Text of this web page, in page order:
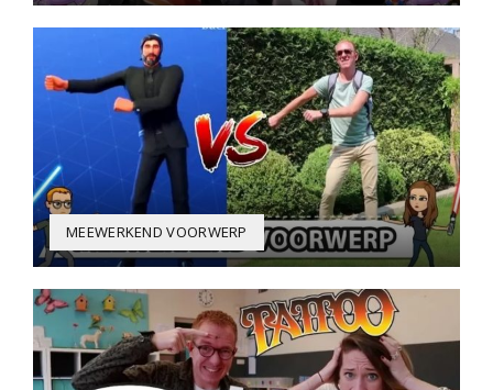
MEEWERKEND VOORWERP